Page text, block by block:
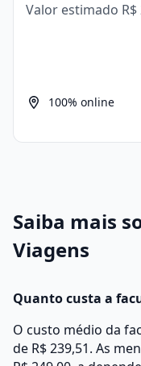
Valor estimado
100% online
Saiba mais
Viagens
Quanto custa a
O custo médio da
de R$ 239,51. As